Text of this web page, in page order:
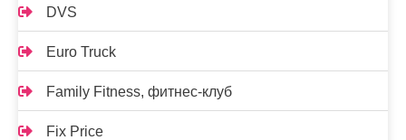
DVS
Euro Truck
Family Fitness, фитнес-клуб
Fix Price